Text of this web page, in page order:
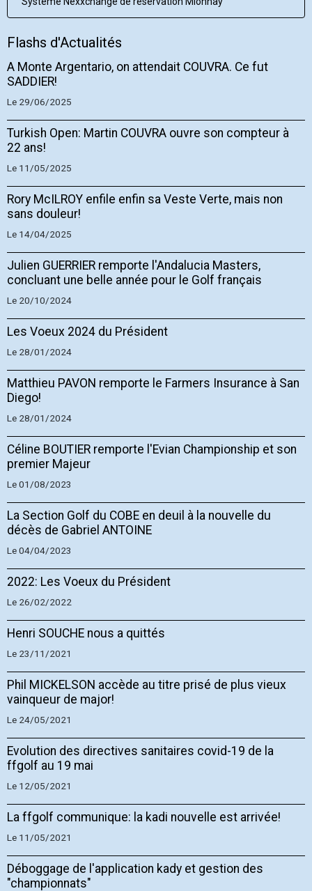
Flashs d'Actualités
A Monte Argentario, on attendait COUVRA. Ce fut
SADDIER!
Le 29/06/2025
Turkish Open: Martin COUVRA ouvre son compteur à
22 ans!
Le 11/05/2025
Rory McILROY enfile enfin sa Veste Verte, mais non
sans douleur!
Le 14/04/2025
Julien GUERRIER remporte l'Andalucia Masters,
concluant une belle année pour le Golf français
Le 20/10/2024
Les Voeux 2024 du Président
Le 28/01/2024
Matthieu PAVON remporte le Farmers Insurance à San
Diego!
Le 28/01/2024
Céline BOUTIER remporte l'Evian Championship et son
premier Majeur
Le 01/08/2023
La Section Golf du COBE en deuil à la nouvelle du
décès de Gabriel ANTOINE
Le 04/04/2023
2022: Les Voeux du Président
Le 26/02/2022
Henri SOUCHE nous a quittés
Le 23/11/2021
Phil MICKELSON accède au titre prisé de plus vieux
vainqueur de major!
Le 24/05/2021
Evolution des directives sanitaires covid-19 de la
ffgolf au 19 mai
Le 12/05/2021
La ffgolf communique: la kadi nouvelle est arrivée!
Le 11/05/2021
Déboggage de l'application kady et gestion des
"championnats"